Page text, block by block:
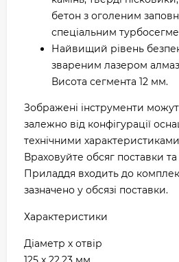
бетон з оголеним
спеціальним
Найвищий рівень
звареним лазером
Висота сегмента 12 мм.
Зображені інструменти
залежно від конфігурації
технічними
Враховуйте обсяг поставки
Приладдя входить до
зазначено у обсязі поставки.
Характеристики
Діаметр х отвір